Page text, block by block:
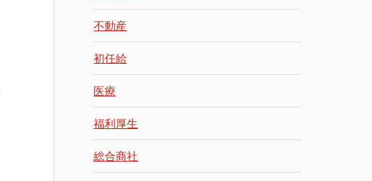
不動産
初任給
医療
福利厚生
総合商社